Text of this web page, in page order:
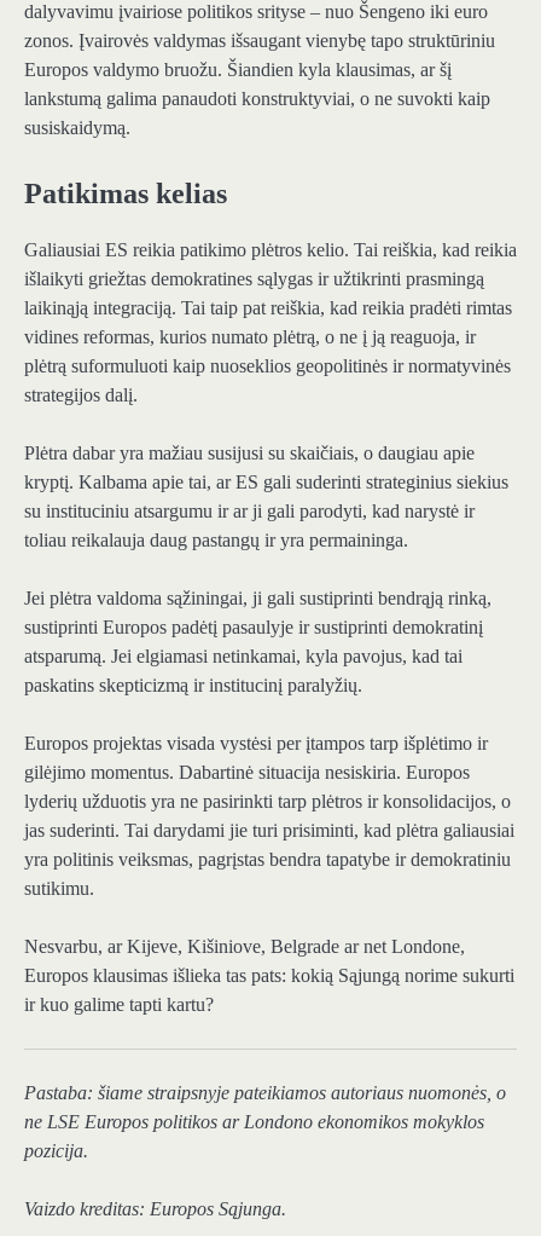
dalyvavimu įvairiose politikos srityse – nuo ​​Šengeno iki euro
zonos. Įvairovės valdymas išsaugant vienybę tapo struktūriniu
Europos valdymo bruožu. Šiandien kyla klausimas, ar šį
lankstumą galima panaudoti konstruktyviai, o ne suvokti kaip
susiskaidymą.
Patikimas kelias
Galiausiai ES reikia patikimo plėtros kelio. Tai reiškia, kad reikia
išlaikyti griežtas demokratines sąlygas ir užtikrinti prasmingą
laikinąją integraciją. Tai taip pat reiškia, kad reikia pradėti rimtas
vidines reformas, kurios numato plėtrą, o ne į ją reaguoja, ir
plėtrą suformuluoti kaip nuoseklios geopolitinės ir normatyvinės
strategijos dalį.
Plėtra dabar yra mažiau susijusi su skaičiais, o daugiau apie
kryptį. Kalbama apie tai, ar ES gali suderinti strateginius siekius
su instituciniu atsargumu ir ar ji gali parodyti, kad narystė ir
toliau reikalauja daug pastangų ir yra permaininga.
Jei plėtra valdoma sąžiningai, ji gali sustiprinti bendrąją rinką,
sustiprinti Europos padėtį pasaulyje ir sustiprinti demokratinį
atsparumą. Jei elgiamasi netinkamai, kyla pavojus, kad tai
paskatins skepticizmą ir institucinį paralyžių.
Europos projektas visada vystėsi per įtampos tarp išplėtimo ir
gilėjimo momentus. Dabartinė situacija nesiskiria. Europos
lyderių užduotis yra ne pasirinkti tarp plėtros ir konsolidacijos, o
jas suderinti. Tai darydami jie turi prisiminti, kad plėtra galiausiai
yra politinis veiksmas, pagrįstas bendra tapatybe ir demokratiniu
sutikimu.
Nesvarbu, ar Kijeve, Kišiniove, Belgrade ar net Londone,
Europos klausimas išlieka tas pats: kokią Sąjungą norime sukurti
ir kuo galime tapti kartu?
Pastaba: šiame straipsnyje pateikiamos autoriaus nuomonės, o
ne LSE Europos politikos ar Londono ekonomikos mokyklos
pozicija.
Vaizdo kreditas: Europos Sąjunga.